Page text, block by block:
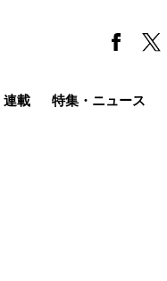
連載 特集・ニュース